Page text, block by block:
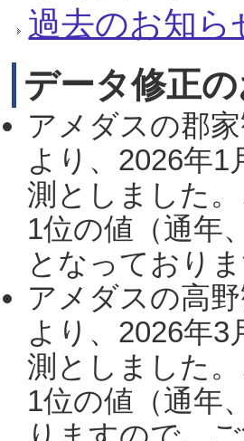
過去のお知ら
データ修正
アメダスの郡
より、2026年
測としました
1位の値（通年
となっており
アメダスの高
より、2026年
測としました
1位の値（通年